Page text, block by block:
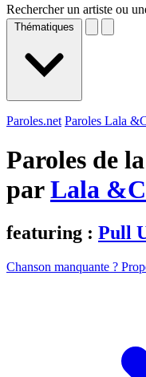
Rechercher un artiste ou
Thématiques
Paroles.net Paroles Lala
Paroles de
parLala
featuring : Pull
Chanson manquante ?